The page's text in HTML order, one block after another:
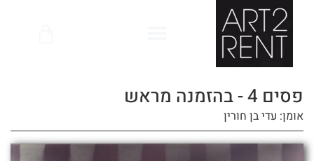
פסים 4 - בהזמנה מראש
אומן: עדי בן חורין